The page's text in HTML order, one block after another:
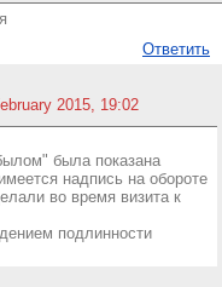
Ответить
2015, 19:02
была показана
надпись на обороте
во время визита к
подлинности